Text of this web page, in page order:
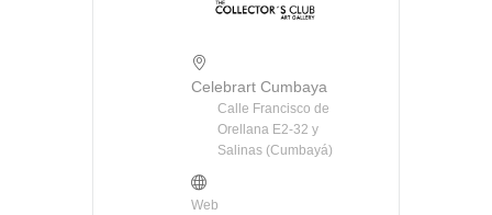
Celebrart Cumbaya
Calle Francisco de
Orellana E2-32 y
Salinas (Cumbayá)
Web